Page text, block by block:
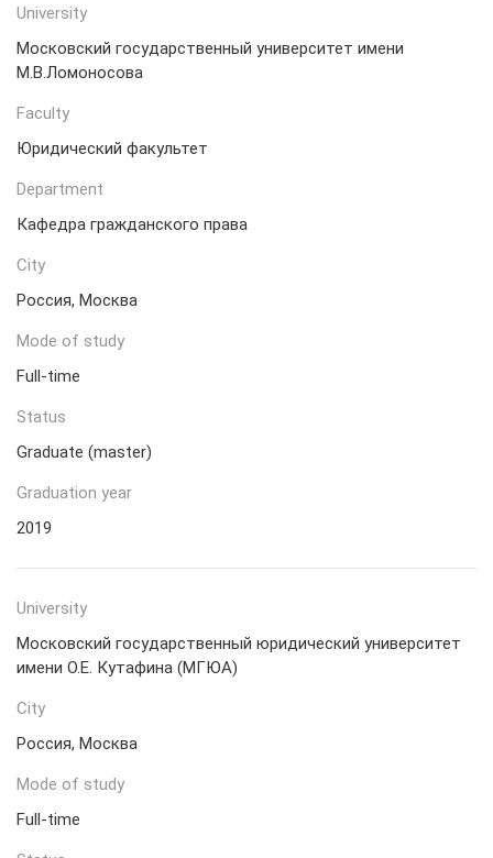
University
Московский государственный университет имени
М.В.Ломоносова
Faculty
Юридический факультет
Department
Кафедра гражданского права
City
Россия, Москва
Mode of study
Full-time
Status
Graduate (master)
Graduation year
2019
University
Московский государственный юридический университет
имени О.Е. Кутафина (МГЮА)
City
Россия, Москва
Mode of study
Full-time